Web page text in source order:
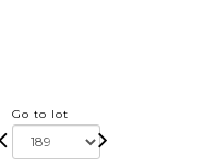
Go to lot